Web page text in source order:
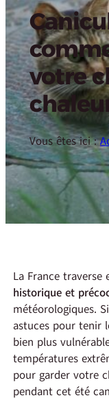
votre
Vous êtes ici :
La France
historique et
météorologiques.
astuces pour tenir
bien plus
températures
pour garder votre
pendant cet été